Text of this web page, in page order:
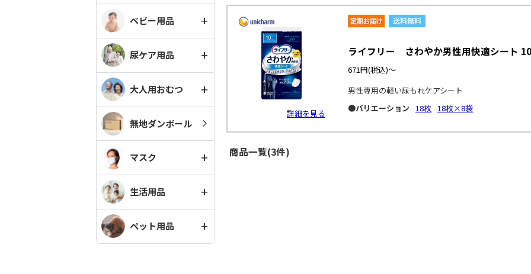
ベビー用品
尿ケア用品
大人用おむつ
無地ダンボール
マスク
生活用品
ペット用品
詳細を見る
ライフリー さわやか男性用快適シート
671円(税込)～
男性専用の軽い尿もれケアシート
●バリエーション 18枚 18枚×8袋
商品一覧(3件)